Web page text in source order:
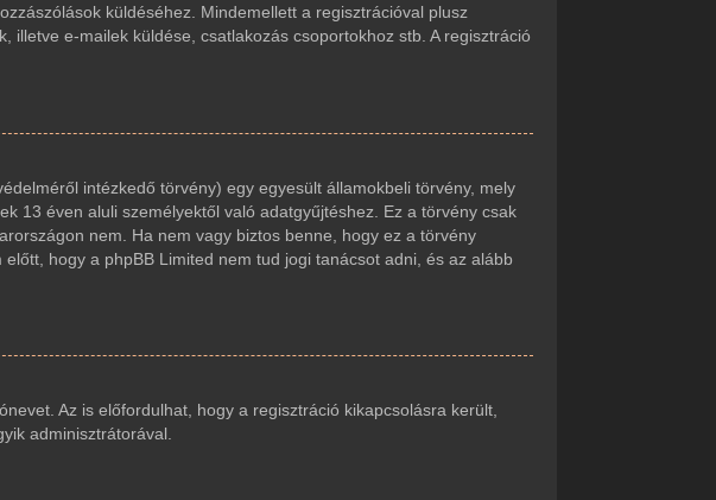
küldéséhez. Mindemellett a regisztrációval plusz
e-mailek küldése, csatlakozás csoportokhoz stb. A regisztráció
intézkedő törvény) egy egyesült államokbeli törvény, mely
13 éven aluli személyektől való adatgyűjtéshez. Ez a törvény csak
nem. Ha nem vagy biztos benne, hogy ez a törvény
hogy a phpBB Limited nem tud jogi tanácsot adni, és az alább
Az is előfordulhat, hogy a regisztráció kikapcsolásra került,
adminisztrátorával.